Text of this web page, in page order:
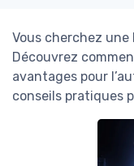
Vous cherchez
Découvrez
avantages pour
conseils pratiques